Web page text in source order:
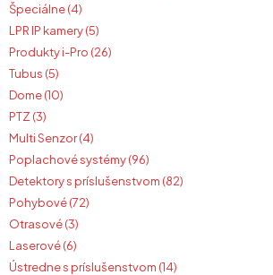
Špeciálne (4)
LPR IP kamery (5)
Produkty i-Pro (26)
Tubus (5)
Dome (10)
PTZ (3)
Multi Senzor (4)
Poplachové systémy (96)
Detektory s príslušenstvom (82)
Pohybové (72)
Otrasové (3)
Laserové (6)
Ústredne s príslušenstvom (14)